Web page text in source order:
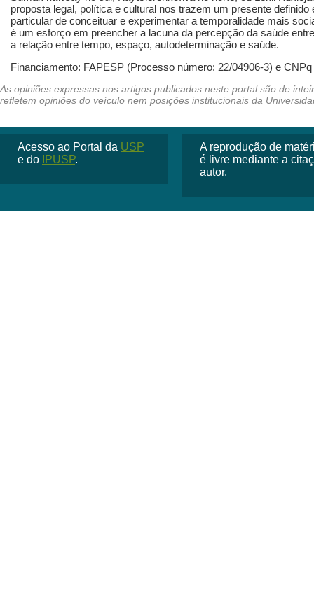
proposta legal, política e cultural nos trazem um presente
particular de conceituar e experimentar a temporalidade mais
é um esforço em preencher a lacuna da percepção da saúde
a relação entre tempo, espaço, autodeterminação e saúde.
Financiamento: FAPESP (Processo número: 22/04906-3) e
Acesso ao Portal da USP
e do
IPUSP.
A reprodução de
é livre mediante a
autor.